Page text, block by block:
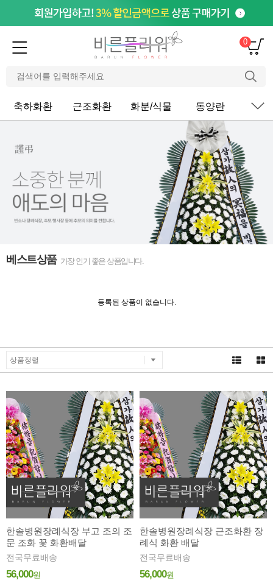
0
축하화환 근조화환 화분/식물 동양란 서
베스트상품 가장 인기 좋은 상품입니다.
등록된 상품이 없습니다.
상품정렬
한솔병원장례식장 부고 조의 조
문 조화 꽃 화환배달
전국무료배송
56,000원
한솔병원장례식장 근조화환 장
례식 화환 배달
전국무료배송
56,000원